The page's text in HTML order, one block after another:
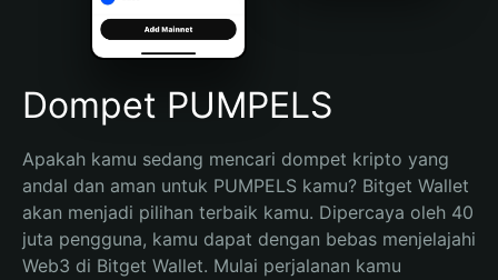
Português (Brasil)
Español (Argentina)
Dompet PUMPELS
Apakah kamu sedang mencari dompet kripto yang
andal dan aman untuk PUMPELS kamu? Bitget Wallet
akan menjadi pilihan terbaik kamu. Dipercaya oleh 40
juta pengguna, kamu dapat dengan bebas menjelajahi
Web3 di Bitget Wallet. Mulai perjalanan kamu